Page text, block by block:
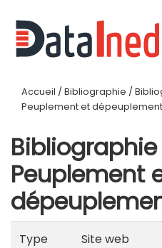
Accueil / Bibliographie /
Peuplement et dépeuplement
Peuplement
Type Site web